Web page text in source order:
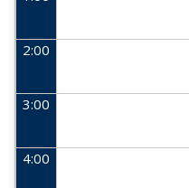
2:00
3:00
4:00